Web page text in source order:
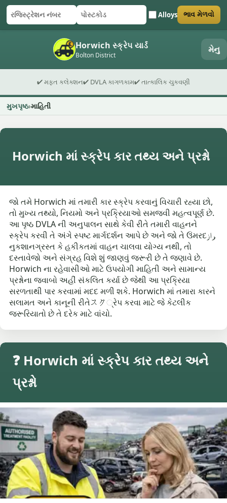
રજિસ્ટ્રેશન નંબર
પોસ્ટકોડ Alloys
ફોર્મ સબમિટ કરો ભાવ મેળવો
Horwich સ્ક્રેપ યાર્ડ
Bolton District મેનુ
✔ મફત કલેક્શન✔ DVLA કાગળકામ✔ તાત્કાલિક ચુકવણી
મુખપૃષ્ઠ માહિતી
Horwich માં સ્ક્રેપ કાર તથ્ય અને પ્રશ્નો
જો તમે Horwich માં તમારી કાર સ્ક્રેપ કરવાનું વિચારી રહ્યા છો,
તો મુખ્ય તથ્યો, નિયમો અને પ્રક્રિયાઓ સમજવી મહત્વપૂર્ણ છે.
આ પૃષ્ઠ DVLA ની અનુપાલન સાથે કેવી રીતે તમારી વાહનને
સ્ક્રેપ કરવી તે અંગે સ્પષ્ટ માર્ગદર્શન આપે છે અને જો તે ઉંમરદراز,
નુકશાનગ્રસ્ત કે હકીકતમાં વાહન ચાલવા યોગ્ય નથી, તો
દસ્તાવેજો અને સંગ્રહ વિશે શું જાણવું જરૂરી છે તે જણાવે છે.
Horwich ના રહેવાસીઓ માટે ઉપયોગી માહિતી અને સામાન્ય
પ્રશ્નોના જવાબો અહીં સંકલિત કર્યા છે જેથી આ પ્રક્રિયા
સરળતાથી પાર કરવામાં મદદ મળી શકે. Horwich માં તમારા કારને
સલામત અને કાનૂની રીતેスク્રેપ કરવા માટે જે કેટલીક
જરૂરિયાતો છે તે દરેક માટે વાંચો.
❓ Horwich માં સ્ક્રેપ કાર તથ્ય અને
પ્રશ્નો